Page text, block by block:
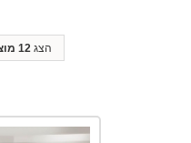
הצג 12 מוצרים